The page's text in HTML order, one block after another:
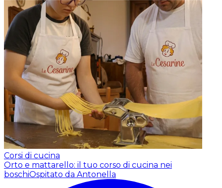
Corsi di cucina
Orto e mattarello: il tuo corso di cucina nei
boschiOspitato da Antonella